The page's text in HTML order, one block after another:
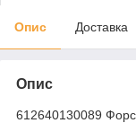
Опис Доставка
Опис
612640130089